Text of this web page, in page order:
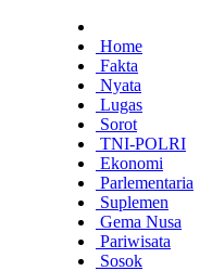
Home
Fakta
Nyata
Lugas
Sorot
TNI-POLRI
Ekonomi
Parlementaria
Suplemen
Gema Nusa
Pariwisata
Sosok